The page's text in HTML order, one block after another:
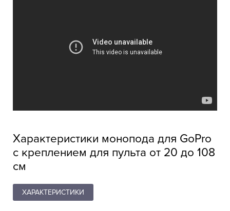
Характеристики монопода для GoPro
с креплением для пульта от 20 до 108
см
ХАРАКТЕРИСТИКИ